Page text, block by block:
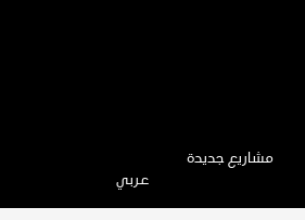
مشاريع جديدة
عربي